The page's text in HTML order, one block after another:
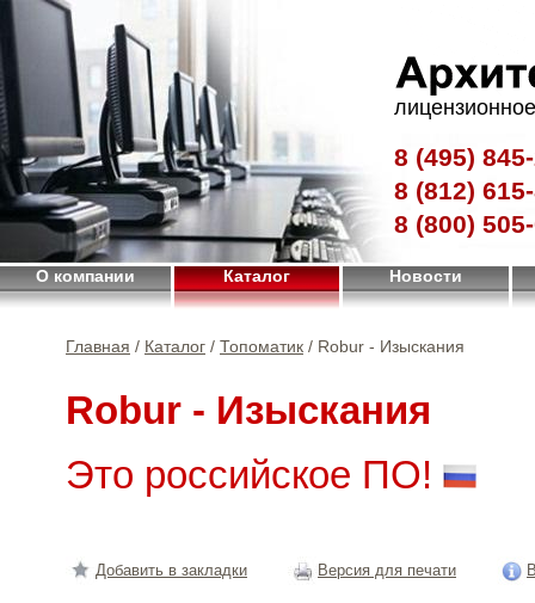
8 (495)
8 (812)
8 (800)
О компании Каталог Новости
Главная / Каталог / Топоматик / Robur - Изыскания
Robur - Изыскания
Это российское ПО!
Добавить в закладки Версия для печати